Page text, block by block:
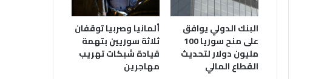
البنك الدولي يوافق
على منح سوريا 100
مليون دولار لتحديث
القطاع المالي
ألمانيا وصربيا توقفان
ثلاثة سوريين بتهمة
قيادة شبكات تهريب
مهاجرين